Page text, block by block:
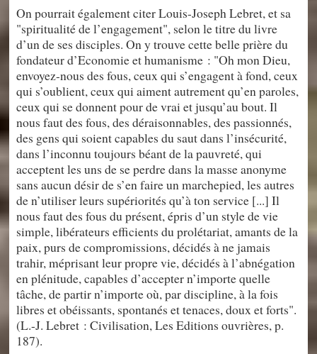
On pourrait également citer Louis-Joseph Lebret, et sa
"spiritualité de l’engagement", selon le titre du livre
d’un de ses disciples. On y trouve cette belle prière du
fondateur d’Economie et humanisme : "Oh mon Dieu,
envoyez-nous des fous, ceux qui s’engagent à fond, ceux
qui s’oublient, ceux qui aiment autrement qu’en paroles,
ceux qui se donnent pour de vrai et jusqu’au bout. Il
nous faut des fous, des déraisonnables, des passionnés,
des gens qui soient capables du saut dans l’insécurité,
dans l’inconnu toujours béant de la pauvreté, qui
acceptent les uns de se perdre dans la masse anonyme
sans aucun désir de s’en faire un marchepied, les autres
de n’utiliser leurs supériorités qu’à ton service [...] Il
nous faut des fous du présent, épris d’un style de vie
simple, libérateurs efficients du prolétariat, amants de la
paix, purs de compromissions, décidés à ne jamais
trahir, méprisant leur propre vie, décidés à l’abnégation
en plénitude, capables d’accepter n’importe quelle
tâche, de partir n’importe où, par discipline, à la fois
libres et obéissants, spontanés et tenaces, doux et forts".
(L.-J. Lebret : Civilisation, Les Editions ouvrières, p.
187).